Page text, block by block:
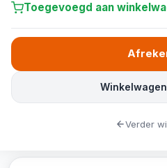
Toegevoegd aan
Verder